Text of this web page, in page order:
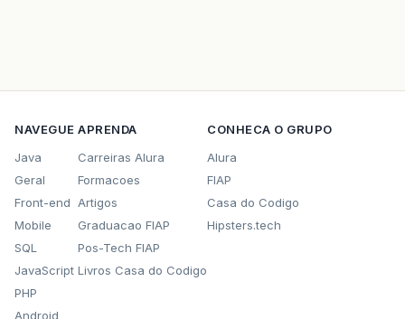
NAVEGUE
Java
Geral
Front-end
Mobile
SQL
JavaScript
PHP
Android
APRENDA
Carreiras Alura
Formacoes
Artigos
Graduacao FIAP
Pos-Tech FIAP
Livros Casa do Codigo
CONHECA O GRUPO
Alura
FIAP
Casa do Codigo
Hipsters.tech